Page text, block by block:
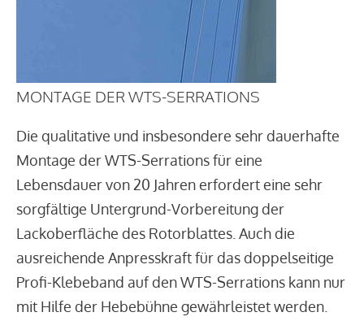
MONTAGE DER WTS-SERRATIONS
Die qualitative und insbesondere sehr dauerhafte
Montage der WTS-Serrations für eine
Lebensdauer von 20 Jahren erfordert eine sehr
sorgfältige Untergrund-Vorbereitung der
Lackoberfläche des Rotorblattes. Auch die
ausreichende Anpresskraft für das doppelseitige
Profi-Klebeband auf den WTS-Serrations kann nur
mit Hilfe der Hebebühne gewährleistet werden.